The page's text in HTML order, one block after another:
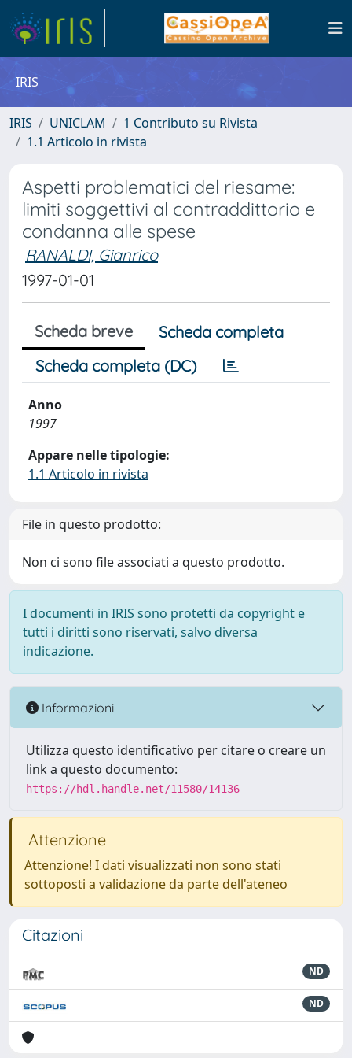
IRIS
IRIS UNICLAM
1 Contributo su Rivista
1.1 Articolo in rivista
Aspetti problematici del riesame:
limiti soggettivi al contraddittorio e
condanna alle spese
RANALDI, Gianrico
1997-01-01
Scheda breve
Scheda completa
Scheda completa (DC)
Anno
1997
Appare nelle tipologie:
1.1 Articolo in rivista
File in questo prodotto:
Non ci sono file associati a questo prodotto.
I documenti in IRIS sono protetti da copyright e
tutti i diritti sono riservati, salvo diversa
indicazione.
Informazioni
Utilizza questo identificativo per citare o creare un
link a questo documento:
https://hdl.handle.net/11580/14136
Attenzione
Attenzione! I dati visualizzati non sono stati
sottoposti a validazione da parte dell'ateneo
Citazioni
ND
ND